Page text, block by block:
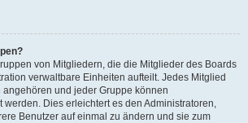
von Mitgliedern, die die Mitglieder des Boards
verwaltbare Einheiten aufteilt. Jedes Mitglied
angehören und jeder Gruppe können
werden. Dies erleichtert es den Administratoren,
Benutzer auf einmal zu ändern und sie zum